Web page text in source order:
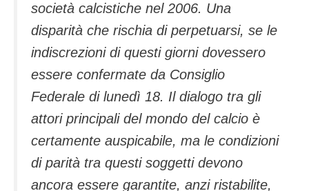
società calcistiche nel 2006. Una
disparità che rischia di perpetuarsi, se le
indiscrezioni di questi giorni dovessero
essere confermate da Consiglio
Federale di lunedì 18. Il dialogo tra gli
attori principali del mondo del calcio è
certamente auspicabile, ma le condizioni
di parità tra questi soggetti devono
ancora essere garantite, anzi ristabilite,